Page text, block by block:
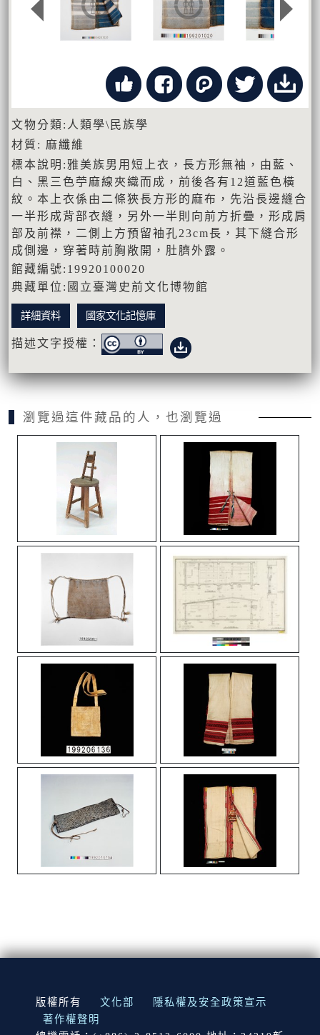
文物分類:人類學\民族學
材質: 麻纖維
標本說明:雅美族男用短上衣，長方形無袖，由藍、
白、黑三色苧麻線夾織而成，前後各有12道藍色橫
紋。本上衣係由二條狹長方形的麻布，先沿長邊縫合
一半形成背部衣縫，另外一半則向前方折疊，形成肩
部及前襟，二側上方預留袖孔23cm長，其下縫合形
成側邊，穿著時前胸敞開，肚臍外露。
館藏編號:19920100020
典藏單位:國立臺灣史前文化博物館
詳細資料 國家文化記憶庫
描述文字授權：
瀏覽過這件藏品的人，也瀏覽過
:::
版權所有 文化部
隱私權及安全政策宣示
著作權聲明